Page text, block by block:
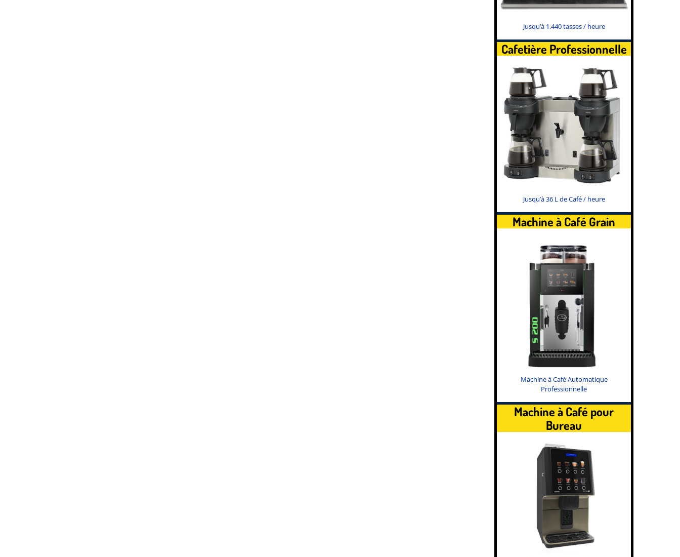
Jusqu’à 1.440 tasses / heure
Cafetière Professionnelle
Jusqu’à 36 L de Café / heure
Machine à Café Grain
Machine à Café Automatique
Professionnelle
Machine à Café pour
Bureau